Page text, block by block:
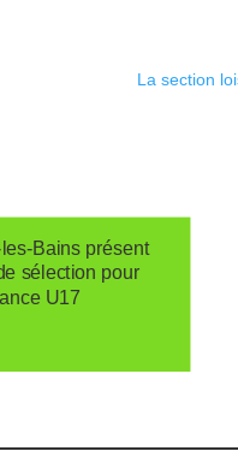
La section
les-Bains présent
sélection pour
U17